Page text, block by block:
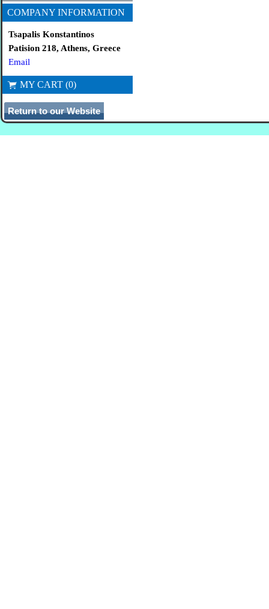
COMPANY INFORMATION
Tsapalis Konstantinos
Patision 218, Athens, Greece
Email
MY CART (0)